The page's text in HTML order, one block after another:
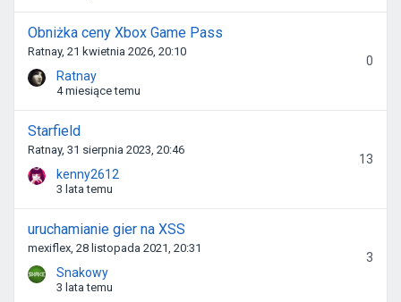
Obniżka ceny Xbox Game Pass
Ratnay, 21 kwietnia 2026, 20:10
Ratnay
4 miesiące temu
0
Starfield
Ratnay, 31 sierpnia 2023, 20:46
kenny2612
3 lata temu
13
uruchamianie gier na XSS
mexiflex, 28 listopada 2021, 20:31
Snakowy
3 lata temu
3